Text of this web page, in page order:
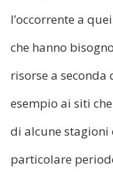
l’occorrente a quei
che hanno
risorse a
esempio ai siti
di alcune stagioni
particolare